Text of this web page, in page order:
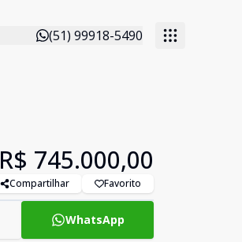
(51) 99918-5490
R$ 745.000,00
Compartilhar Favorito
WhatsApp